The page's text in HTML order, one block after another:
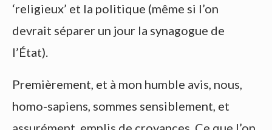
‘religieux’ et la politique (même si l’on
devrait séparer un jour la synagogue de
l’État).
Premièrement, et à mon humble avis, nous,
homo-sapiens, sommes sensiblement, et